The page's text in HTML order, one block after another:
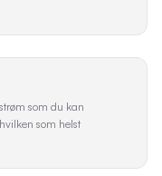
som du kan
som helst